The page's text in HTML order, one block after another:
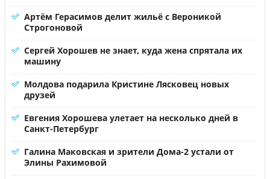
Артём Герасимов делит жильё с Вероникой
Строгоновой
Сергей Хорошев не знает, куда жена спрятала их
машину
Молдова подарила Кристине Лясковец новых
друзей
Евгения Хорошева улетает на несколько дней в
Санкт-Петербург
Галина Маковская и зрители Дома-2 устали от
Элины Рахимовой